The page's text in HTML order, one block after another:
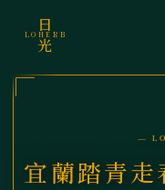
日
LOHERB
光
—
宜蘭踏青走